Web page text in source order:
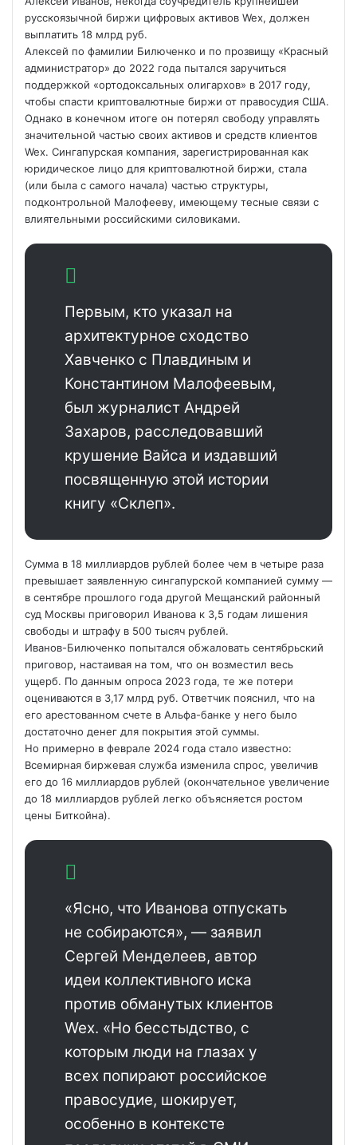
русскоязычной биржи цифровых активов Wex, должен
выплатить 18 млрд руб.
Алексей по фамилии Билюченко и по прозвищу «Красный
администратор» до 2022 года пытался заручиться
поддержкой «ортодоксальных олигархов» в 2017 году,
чтобы спасти криптовалютные биржи от правосудия США.
Однако в конечном итоге он потерял свободу управлять
значительной частью своих активов и средств клиентов
Wex. Сингапурская компания, зарегистрированная как
юридическое лицо для криптовалютной биржи, стала
(или была с самого начала) частью структуры,
подконтрольной Малофееву, имеющему тесные связи с
влиятельными российскими силовиками.
Первым, кто указал на
архитектурное сходство
Хавченко с Плавдиным и
Константином Малофеевым,
был журналист Андрей
Захаров, расследовавший
крушение Вайса и издавший
посвященную этой истории
книгу «Склеп».
Сумма в 18 миллиардов рублей более чем в четыре раза
превышает заявленную сингапурской компанией сумму —
в сентябре прошлого года другой Мещанский районный
суд Москвы приговорил Иванова к 3,5 годам лишения
свободы и штрафу в 500 тысяч рублей.
Иванов-Билюченко попытался обжаловать сентябрьский
приговор, настаивая на том, что он возместил весь
ущерб. По данным опроса 2023 года, те же потери
оцениваются в 3,17 млрд руб. Ответчик пояснил, что на
его арестованном счете в Альфа-банке у него было
достаточно денег для покрытия этой суммы.
Но примерно в феврале 2024 года стало известно:
Всемирная биржевая служба изменила спрос, увеличив
его до 16 миллиардов рублей (окончательное увеличение
до 18 миллиардов рублей легко объясняется ростом
цены Биткойна).
«Ясно, что Иванова отпускать
не собираются», — заявил
Сергей Менделеев, автор
идеи коллективного иска
против обманутых клиентов
Wex. «Но бесстыдство, с
которым люди на глазах у
всех попирают российское
правосудие, шокирует,
особенно в контексте